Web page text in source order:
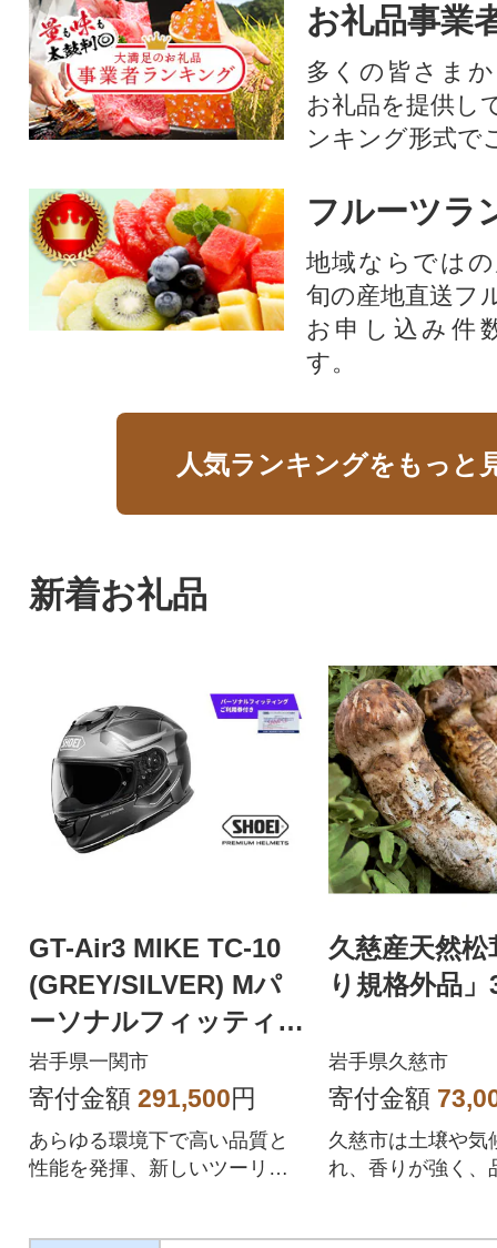
お礼品事業
多くの皆さま
お礼品を提供し
ンキング形式で
フルーツラ
地域ならでは
旬の産地直送フ
お申し込み件
す。
人気ランキングをもっと
新着お礼品
GT-Air3 MIKE TC-10
(GREY/SILVER) Mパ
ーソナルフィッティン
グご利用券付
岩手県一関市
寄付金額 291,500円
あらゆる環境下で高い品質と
性能を発揮、新しいツーリン
久慈産天然松
り規格外品」
岩手県久慈市
寄付金額
久慈市は土壌や気
れ、香りが強く、